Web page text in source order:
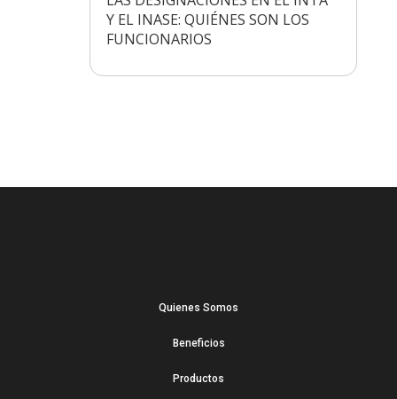
Y EL INASE: QUIÉNES SON LOS
FUNCIONARIOS
Quienes Somos
Beneficios
Productos